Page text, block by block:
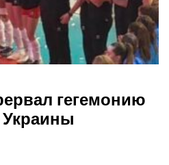
гегемонию